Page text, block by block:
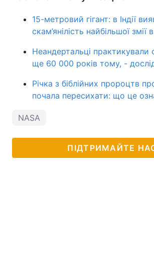
15-метровий гігант: в Індії
скам’янілість найбільшої змії в
Неандертальці практикували
ще 60 000 років тому, -
Річка з біблійних пророцтв
почала пересихати: що це
NASA
ПІДТРИМАЙТЕ